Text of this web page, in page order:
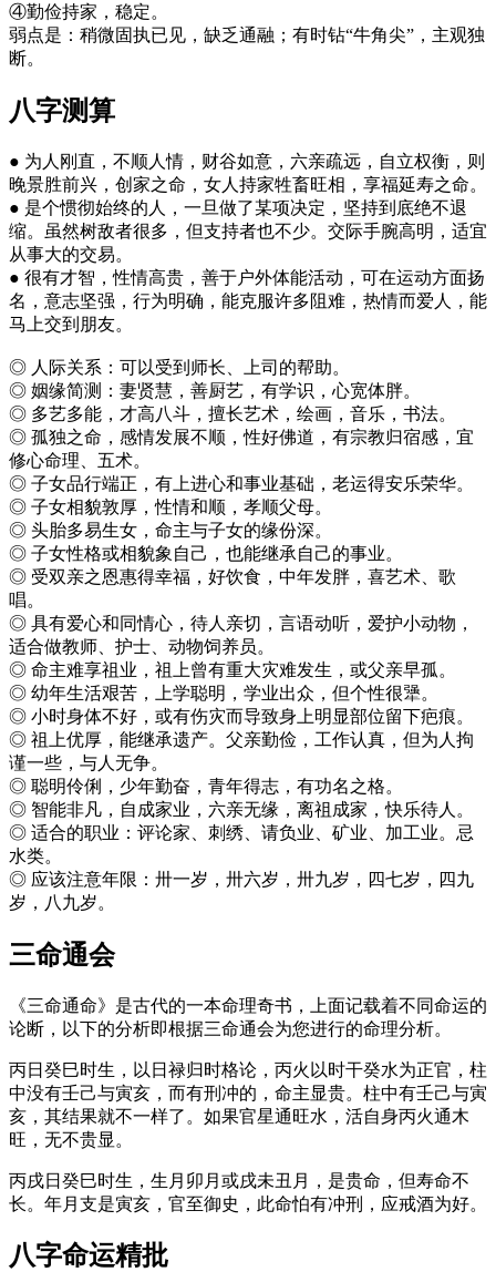
④勤俭持家，稳定。
弱点是：稍微固执已见，缺乏通融；有时钻“牛角尖”，主观独
断。
八字测算
● 为人刚直，不顺人情，财谷如意，六亲疏远，自立权衡，则
晚景胜前兴，创家之命，女人持家牲畜旺相，享福延寿之命。
● 是个惯彻始终的人，一旦做了某项决定，坚持到底绝不退
缩。虽然树敌者很多，但支持者也不少。交际手腕高明，适宜
从事大的交易。
● 很有才智，性情高贵，善于户外体能活动，可在运动方面扬
名，意志坚强，行为明确，能克服许多阻难，热情而爱人，能
马上交到朋友。
◎ 人际关系：可以受到师长、上司的帮助。
◎ 姻缘简测：妻贤慧，善厨艺，有学识，心宽体胖。
◎ 多艺多能，才高八斗，擅长艺术，绘画，音乐，书法。
◎ 孤独之命，感情发展不顺，性好佛道，有宗教归宿感，宜
修心命理、五术。
◎ 子女品行端正，有上进心和事业基础，老运得安乐荣华。
◎ 子女相貌敦厚，性情和顺，孝顺父母。
◎ 头胎多易生女，命主与子女的缘份深。
◎ 子女性格或相貌象自己，也能继承自己的事业。
◎ 受双亲之恩惠得幸福，好饮食，中年发胖，喜艺术、歌
唱。
◎ 具有爱心和同情心，待人亲切，言语动听，爱护小动物，
适合做教师、护士、动物饲养员。
◎ 命主难享祖业，祖上曾有重大灾难发生，或父亲早孤。
◎ 幼年生活艰苦，上学聪明，学业出众，但个性很犟。
◎ 小时身体不好，或有伤灾而导致身上明显部位留下疤痕。
◎ 祖上优厚，能继承遗产。父亲勤俭，工作认真，但为人拘
谨一些，与人无争。
◎ 聪明伶俐，少年勤奋，青年得志，有功名之格。
◎ 智能非凡，自成家业，六亲无缘，离祖成家，快乐待人。
◎ 适合的职业：评论家、刺绣、请负业、矿业、加工业。忌
水类。
◎ 应该注意年限：卅一岁，卅六岁，卅九岁，四七岁，四九
岁，八九岁。
三命通会
《三命通命》是古代的一本命理奇书，上面记载着不同命运的
论断，以下的分析即根据三命通会为您进行的命理分析。
丙日癸巳时生，以日禄归时格论，丙火以时干癸水为正官，柱
中没有壬己与寅亥，而有刑冲的，命主显贵。柱中有壬己与寅
亥，其结果就不一样了。如果官星通旺水，活自身丙火通木
旺，无不贵显。
丙戌日癸巳时生，生月卯月或戌未丑月，是贵命，但寿命不
长。年月支是寅亥，官至御史，此命怕有冲刑，应戒酒为好。
八字命运精批